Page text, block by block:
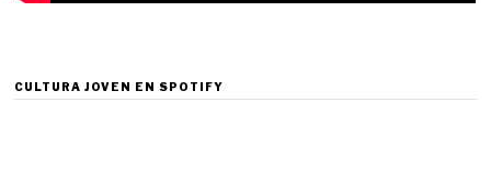
CULTURA JOVEN EN SPOTIFY